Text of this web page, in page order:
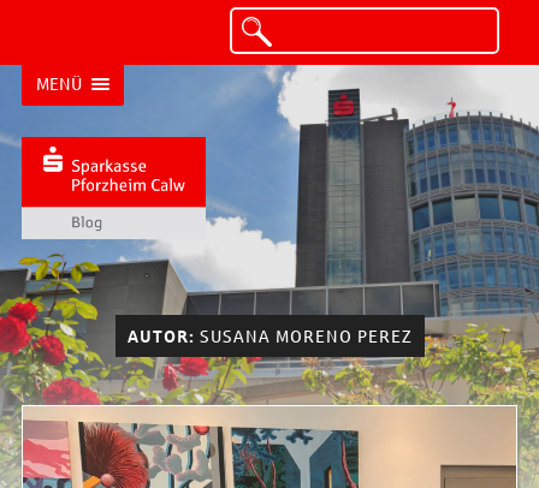
MENÜ
AUTOR: SUSANA MORENO PEREZ